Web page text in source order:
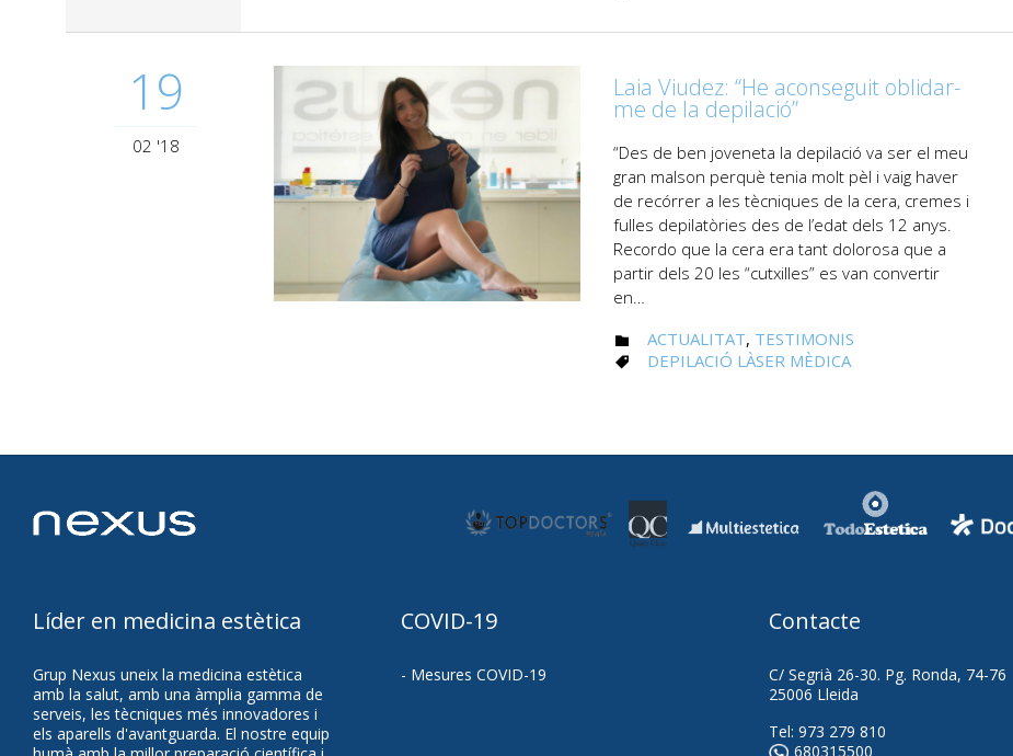
19
02 '18
Laia Viudez: “He aconseguit oblidar-
me de la depilació”
“Des de ben joveneta la depilació va ser el meu
gran malson perquè tenia molt pèl i vaig haver
de recórrer a les tècniques de la cera, cremes i
fulles depilatòries des de l’edat dels 12 anys.
Recordo que la cera era tant dolorosa que a
partir dels 20 les “cutxilles” es van convertir
en…
 CATEGORY
ACTUALITAT, TESTIMONIS
 CATEGORY
DEPILACIÓ LÀSER MÈDICA
Líder en medicina estètica
Grup Nexus uneix la medicina estètica
amb la salut, amb una àmplia gamma de
serveis, les tècniques més innovadores i
els aparells d'avantguarda. El nostre equip
COVID-19
- Mesures COVID-19
Contacte
C/ Segrià 26-30. Pg. Ronda, 74-76
25006 Lleida
Tel: 973 279 810
680315500